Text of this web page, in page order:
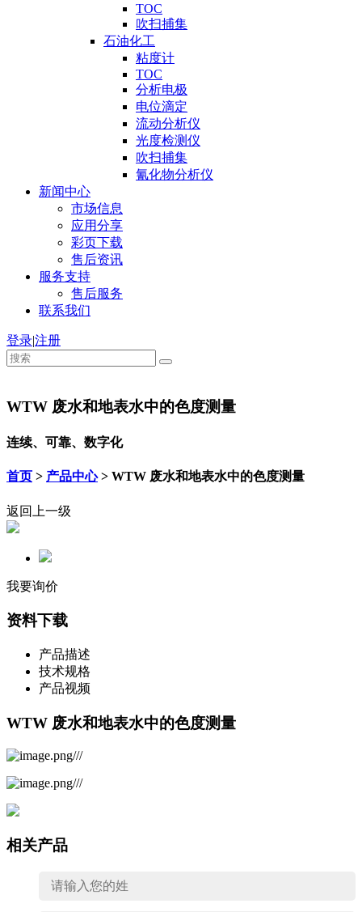
TOC
吹扫捕集
石油化工
粘度计
TOC
分析电极
电位滴定
流动分析仪
光度检测仪
吹扫捕集
氰化物分析仪
新闻中心
市场信息
应用分享
彩页下载
售后资讯
服务支持
售后服务
联系我们
登录|注册
WTW 废水和地表水中的色度测量
连续、可靠、数字化
首页 > 产品中心> WTW 废水和地表水中的色度测量
返回上一级
我要询价
资料下载
产品描述
技术规格
产品视频
WTW 废水和地表水中的色度测量
相关产品